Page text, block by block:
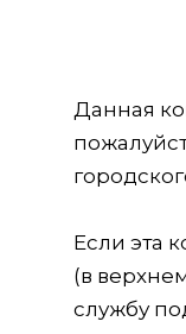
Данная
Если эта
(в
службу